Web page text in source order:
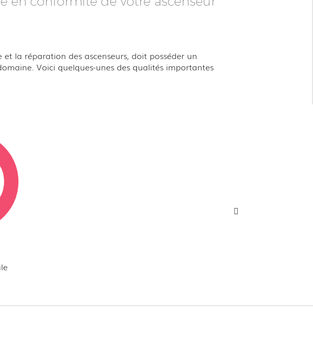
la réparation des ascenseurs, doit posséder un
Voici quelques-unes des qualités importantes